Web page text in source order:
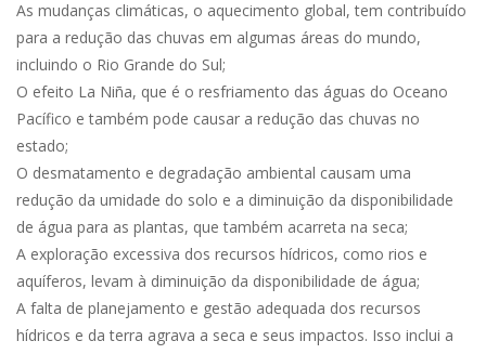
As mudanças climáticas, o aquecimento global, tem contribuído
para a redução das chuvas em algumas áreas do mundo,
incluindo o Rio Grande do Sul;
O efeito La Niña, que é o resfriamento das águas do Oceano
Pacífico e também pode causar a redução das chuvas no
estado;
O desmatamento e degradação ambiental causam uma
redução da umidade do solo e a diminuição da disponibilidade
de água para as plantas, que também acarreta na seca;
A exploração excessiva dos recursos hídricos, como rios e
aquíferos, levam à diminuição da disponibilidade de água;
A falta de planejamento e gestão adequada dos recursos
hídricos e da terra agrava a seca e seus impactos. Isso inclui a